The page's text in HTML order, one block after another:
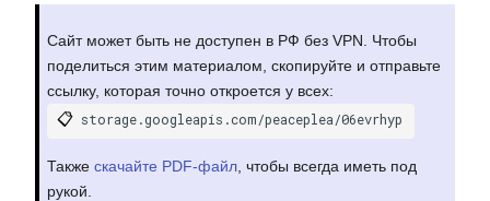
Сайт может быть не доступен в РФ без VPN. Чтобы
поделиться этим материалом, скопируйте и отправьте
ссылку, которая точно откроется у всех:
📋 storage.googleapis.com/peaceplea/06evrhyp
Такжескачайте PDF-файл , чтобы всегда иметь под
рукой.